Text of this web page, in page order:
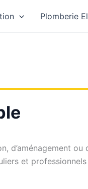
Plomberie
d’aménagement ou
et